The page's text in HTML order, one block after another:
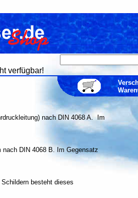
verfügbar!
nach DIN 4068 A. Im
nach DIN 4068 B. Im Gegensatz
besteht dieses